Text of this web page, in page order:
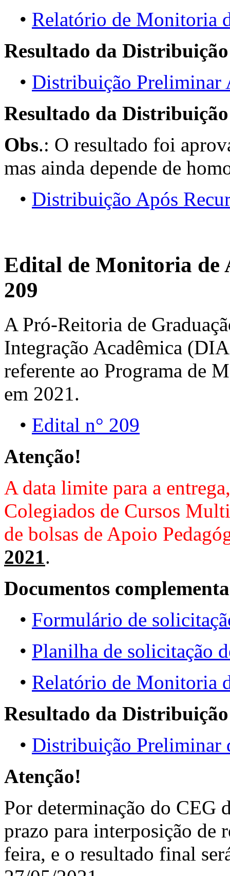
• Relatório de Monitoria
Resultado da
• Distribuição Preliminar
Resultado da
Obs.: O resultado foi
mas ainda depende de
• Distribuição Após
Edital de Monitoria de
209
A Pró-Reitoria de
Integração Acadêmica
referente ao Programa de
em 2021.
• Edital n° 209
Atenção!
A data limite para a
Colegiados de Cursos
de bolsas de Apoio
2021.
Documentos
• Formulário de
• Planilha de solicitação
• Relatório de Monitoria
Resultado da
• Distribuição Preliminar
Atenção!
Por determinação do CEG
prazo para interposição de
feira, e o resultado final